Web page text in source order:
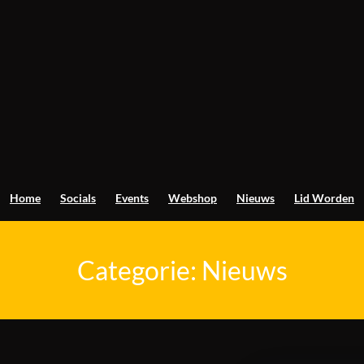
Home Socials Events Webshop Nieuws Lid Worden
Categorie: Nieuws